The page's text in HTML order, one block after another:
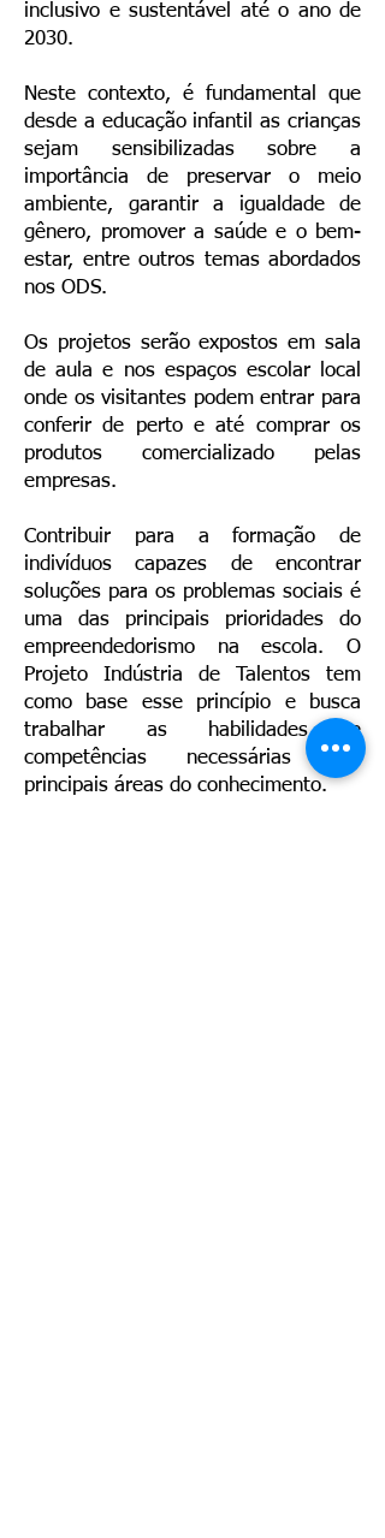
inclusivo e sustentável até o ano de
2030.
Neste contexto, é fundamental que
desde a educação infantil as crianças
sejam sensibilizadas sobre a
importância de preservar o meio
ambiente, garantir a igualdade de
gênero, promover a saúde e o bem-
estar, entre outros temas abordados
nos ODS.
Os projetos serão expostos em sala
de aula e nos espaços escolar local
onde os visitantes podem entrar para
conferir de perto e até comprar os
produtos comercializado pelas
empresas.
Contribuir para a formação de
indivíduos capazes de encontrar
soluções para os problemas sociais é
uma das principais prioridades do
empreendedorismo na escola. O
Projeto Indústria de Talentos tem
como base esse princípio e busca
trabalhar as habilidades e
competências necessárias nas
principais áreas do conhecimento.